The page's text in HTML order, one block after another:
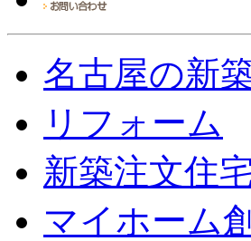
名古屋の新
リフォーム
新築注文住
マイホーム